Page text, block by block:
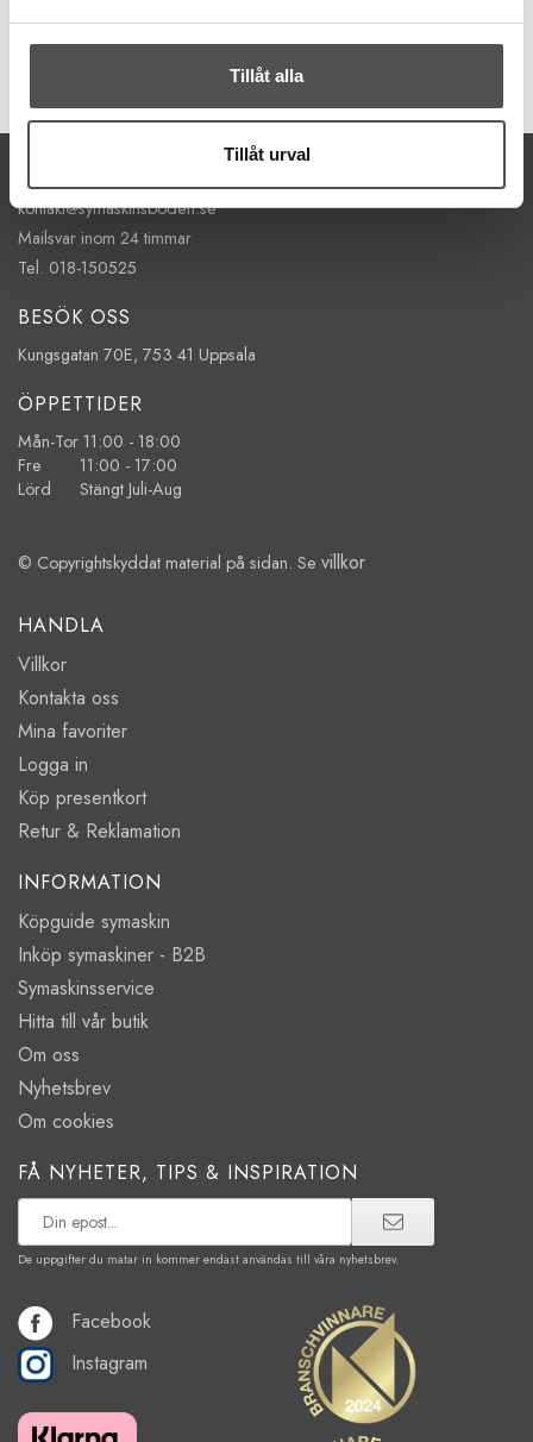
Tillåt alla
Tillåt urval
KÖP
kontakt@symaskinsboden.se
Mailsvar inom 24 timmar
Tel. 018-150525
BESÖK OSS
Kungsgatan 70E, 753 41 Uppsala
ÖPPETTIDER
Mån-Tor 11:00 - 18:00
Fre 11:00 - 17:00
Lörd Stängt Juli-Aug
© Copyrightskyddat material på sidan. Se villkor
HANDLA
Villkor
Kontakta oss
Mina favoriter
Logga in
Köp presentkort
Retur & Reklamation
INFORMATION
Köpguide symaskin
Inköp symaskiner - B2B
Symaskinsservice
Hitta till vår butik
Om oss
Nyhetsbrev
Om cookies
FÅ NYHETER, TIPS & INSPIRATION
De uppgifter du matar in kommer endast användas till våra nyhetsbrev.
Facebook
Instagram